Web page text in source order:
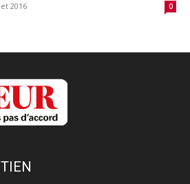
2016 0